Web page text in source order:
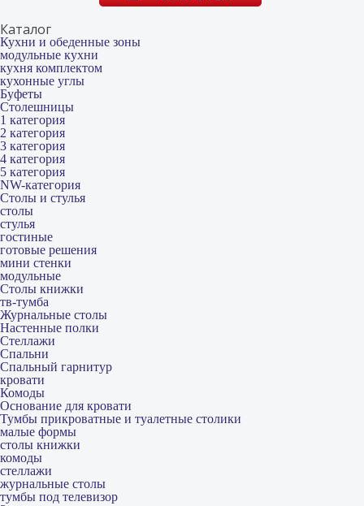
Каталог
Кухни и обеденные зоны
модульные кухни
кухня комплектом
кухонные углы
Буфеты
Столешницы
1 категория
2 категория
3 категория
4 категория
5 категория
NW-категория
Столы и стулья
столы
стулья
гостиные
готовые решения
мини стенки
модульные
Столы книжки
тв-тумба
Журнальные столы
Настенные полки
Стеллажи
Спальни
Спальный гарнитур
кровати
Комоды
Основание для кровати
Тумбы прикроватные и туалетные столики
малые формы
столы книжки
комоды
стеллажи
журнальные столы
тумбы под телевизор